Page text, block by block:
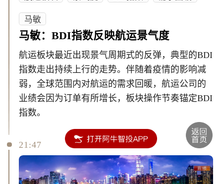
马敏
马敏：BDI指数反映航运景气度
航运板块最近出现景气周期式的反弹，典型的BDI
指数走出持续上行的走势。伴随着疫情的影响减
弱，全球范围内对航运的需求回暖，航运公司的
业绩会因为订单有所增长，板块操作节奏锚定BDI
指数。
21:47